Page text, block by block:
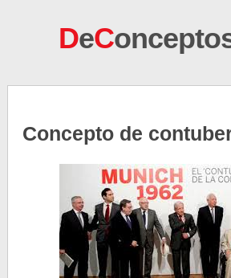
DeC
Concepto de